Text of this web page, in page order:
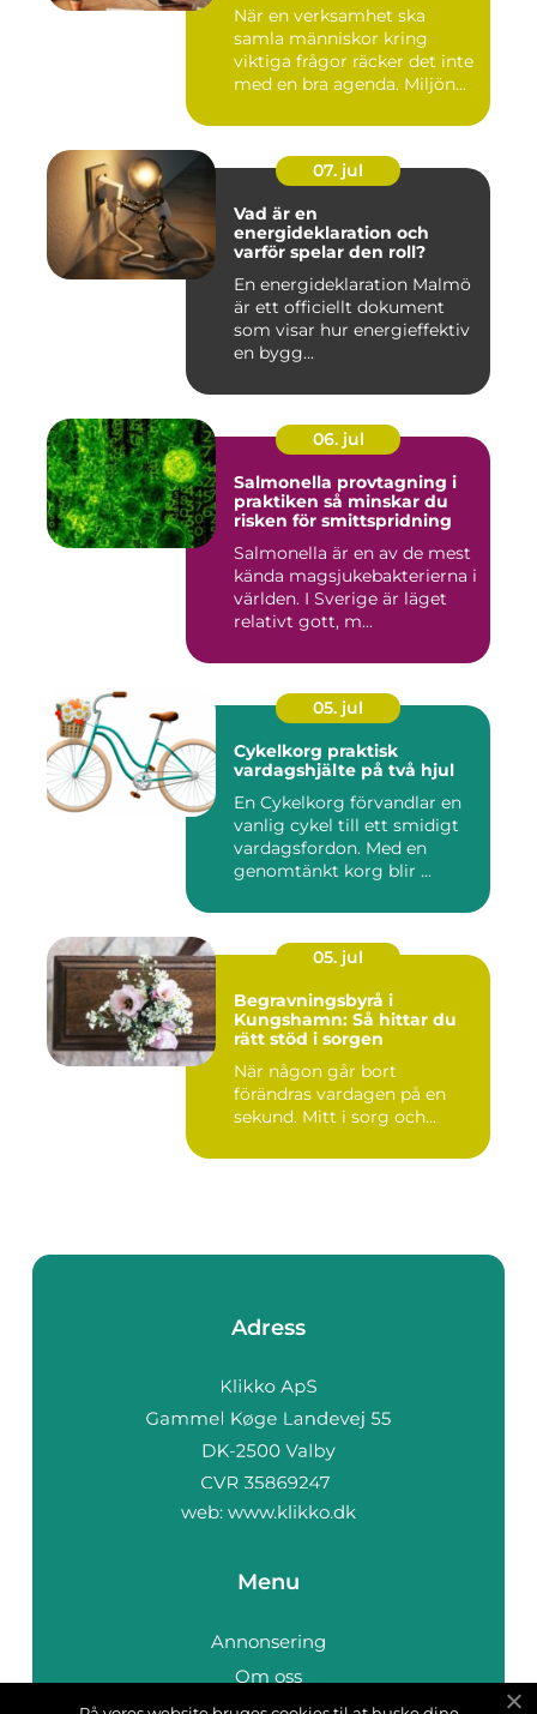
När en verksamhet ska
samla människor kring
viktiga frågor räcker det inte
med en bra agenda. Miljön...
07. jul
Vad är en
energideklaration och
varför spelar den roll?
En energideklaration Malmö
är ett officiellt dokument
som visar hur energieffektiv
en bygg...
06. jul
Salmonella provtagning i
praktiken så minskar du
risken för smittspridning
Salmonella är en av de mest
kända magsjukebakterierna i
världen. I Sverige är läget
relativt gott, m...
05. jul
Cykelkorg praktisk
vardagshjälte på två hjul
En Cykelkorg förvandlar en
vanlig cykel till ett smidigt
vardagsfordon. Med en
genomtänkt korg blir ...
05. jul
Begravningsbyrå i
Kungshamn: Så hittar du
rätt stöd i sorgen
När någon går bort
förändras vardagen på en
sekund. Mitt i sorg och...
Adress
web: www.klikko.dk
Menu
Annonsering
Om oss